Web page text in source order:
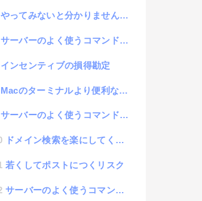
やってみないと分かりませんレベル
サーバーのよく使うコマンドメモ| telnet
インセンティブの損得勘定
Macのターミナルより便利な「iTerm2」
サーバーのよく使うコマンドメモ| jobs
ドメイン検索を楽にしてくれるサービス「agile domain search」
若くしてポストにつくリスク
サーバーのよく使うコマンドメモ| dig